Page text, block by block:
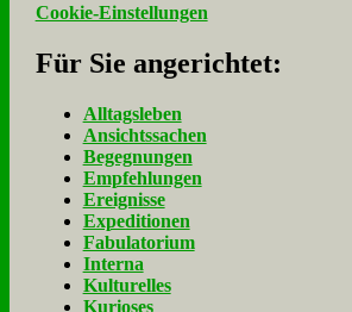
Cookie-Einstellungen
Für Sie an­ge­rich­tet:
Alltagsleben
Ansichtssachen
Begegnungen
Empfehlungen
Ereignisse
Expeditionen
Fabulatorium
Interna
Kulturelles
Kurioses